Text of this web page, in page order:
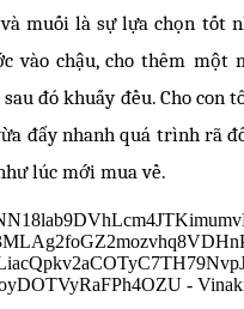
muối là sự lựa chọn tốt
vào chậu, cho thêm một
đó khuấy đều. Cho con
đẩy nhanh quá trình rã
lúc mới mua về.